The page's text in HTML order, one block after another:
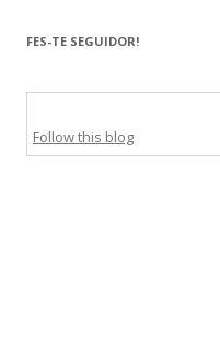
FES-TE SEGUIDOR!
Follow this blog